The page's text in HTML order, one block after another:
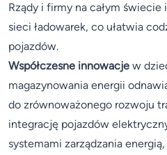
Rządy i firmy na całym
sieci ładowarek, co ułatwia
pojazdów.
Współczesne innowacje w
magazynowania energii
do zrównoważonego rozwoju
integrację pojazdów
systemami zarządzania